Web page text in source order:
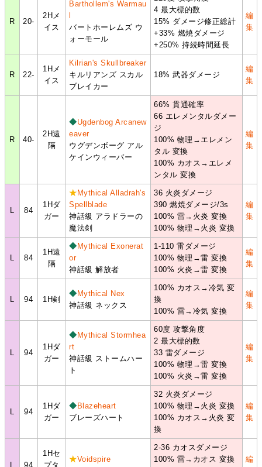
R 20-
2Hメ
イス
Barthollem's Warmau
バートホーレムズ ウ
ォーモール
4 最大標的数
15% ダメージ修正総計
+33% 燃焼ダメージ
+250% 持続時間延長
編
集
R 22-
1Hメ
イス
Kilrian's Skullbreaker
キルリアンズ スカル
ブレイカー
18% 武器ダメージ
編
集
R 40-
2H遠
隔
◆Ugdenbog Arcanew
eaver
ウグデンボーグ アル
ケインウィーバー
66% 貫通確率
66 エレメンタルダメー
ジ
100% 物理→エレメン
タル 変換
100% カオス→エレメ
ンタル 変換
編
集
L 84
1Hダ
ガー
★ Mythical Alladrah's
Spellblade
神話級 アラドラーの
魔法剣
36 火炎ダメージ
390 燃焼ダメージ/3s
100% 雷→火炎 変換
100% 物理→火炎 変換
編
集
L 84
1H遠
隔
◆ Mythical Exonerat
or
神話級 解放者
1-110 雷ダメージ
100% 物理→雷 変換
100% 火炎→雷 変換
編
集
L 94 1H剣
◆ Mythical Nex
神話級 ネックス
100% カオス→冷気 変
換
100% 雷→冷気 変換
編
集
L 94
1Hダ
ガー
◆ Mythical Stormhea
rt
神話級 ストームハー
ト
60度 攻撃角度
2 最大標的数
33 雷ダメージ
100% 物理→雷 変換
100% 火炎→雷 変換
編
集
L 94
1Hダ
ガー
◆ Blazeheart
ブレーズハート
32 火炎ダメージ
100% 物理→火炎 変換
100% カオス→火炎 変
換
編
集
L 94
1Hセ
プタ
★Voidspire
2-36 カオスダメージ
100% 雷→カオス 変換
編